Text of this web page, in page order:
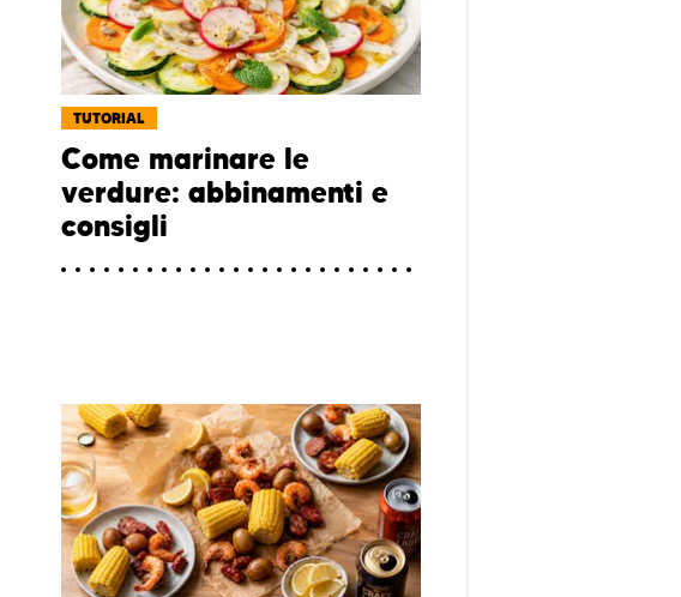
TUTORIAL
Come marinare le
verdure: abbinamenti e
consigli